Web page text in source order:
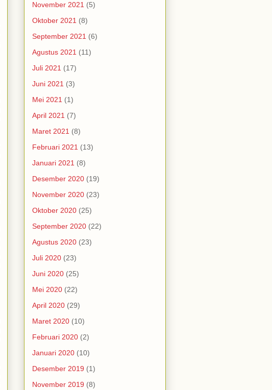
November 2021 (5)
Oktober 2021 (8)
September 2021 (6)
Agustus 2021 (11)
Juli 2021 (17)
Juni 2021 (3)
Mei 2021 (1)
April 2021 (7)
Maret 2021 (8)
Februari 2021 (13)
Januari 2021 (8)
Desember 2020 (19)
November 2020 (23)
Oktober 2020 (25)
September 2020 (22)
Agustus 2020 (23)
Juli 2020 (23)
Juni 2020 (25)
Mei 2020 (22)
April 2020 (29)
Maret 2020 (10)
Februari 2020 (2)
Januari 2020 (10)
Desember 2019 (1)
November 2019 (8)